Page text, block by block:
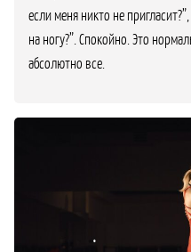
если меня никто не
на ногу?”. Спокойно. Это
абсолютно все.